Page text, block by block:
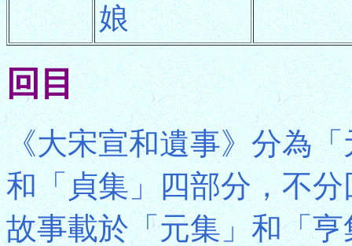
娘
回目
《大宋宣和遺事》分為
和「貞集」四部分，不
故事載於「元集」和「